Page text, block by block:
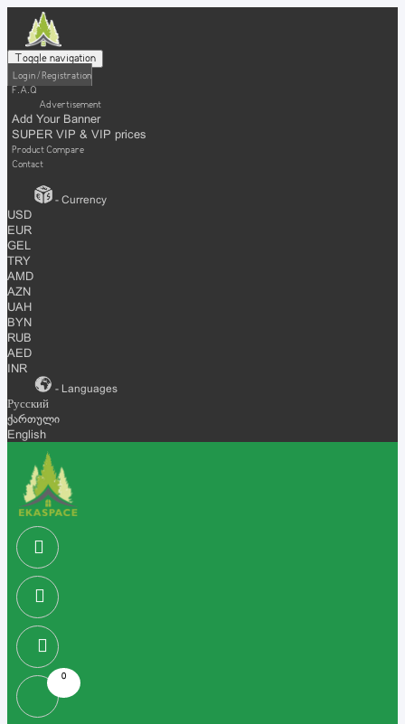
Toggle navigation
Login / Registration
F.A.Q
Advertisement
Add Your Banner
SUPER VIP & VIP prices
Product Compare
Contact
- Currency
USD
EUR
GEL
TRY
AMD
AZN
UAH
BYN
RUB
AED
INR
- Languages
Русский
ქართული
English
0